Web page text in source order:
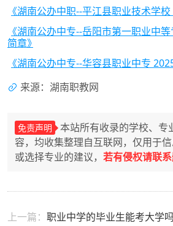
《湖南公办中职--平江县职业技术学
《湖南公办中专--岳阳市第一职业中
简章》
《湖南公办中专--华容县职业中专
来源：湖南职教网
免责声明
本站所有收录的学校、专
容，均收集整理自互联网，仅用于
或选择专业的建议， 若有侵权请联
上一篇： 职业中学的毕业生能考大学吗